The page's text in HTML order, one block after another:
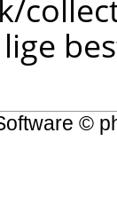
lige
©